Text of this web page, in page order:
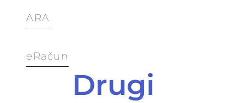
ARA
eRačun
Drugi